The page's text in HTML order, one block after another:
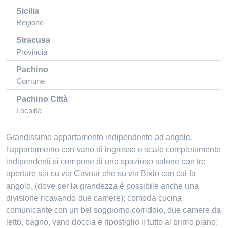
Sicilia
Regione
Siracusa
Provincia
Pachino
Comune
Pachino Città
Località
Grandissimo appartamento indipendente ad angolo,
l'appartamento con vano di ingresso e scale completamente
indipendenti si compone di uno spazioso salone con tre
aperture sia su via Cavour che su via Bixio con cui fa
angolo, (dove per la grandezza è possibile anche una
divisione ricavando due camere); comoda cucina
comunicante con un bel soggiorno,corridoio, due camere da
letto, bagno, vano doccia e ripostiglio il tutto al primo piano;